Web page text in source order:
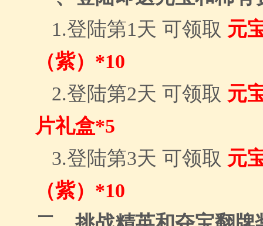
1.登陆第1天 可领取 元
（紫） *10
2.登陆第2天 可领取 元
片礼盒*5
3.登陆第3天 可领取 元
（紫） *10